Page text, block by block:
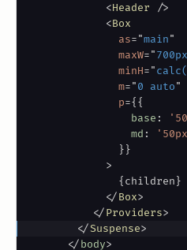
<Header
/>
<Box
as="main"
maxW="700px
minH="
m="0 auto"
p={{
                base
:
                md
:
}}
>
{children}
</Box>
</Providers>
</Suspense>
</body>